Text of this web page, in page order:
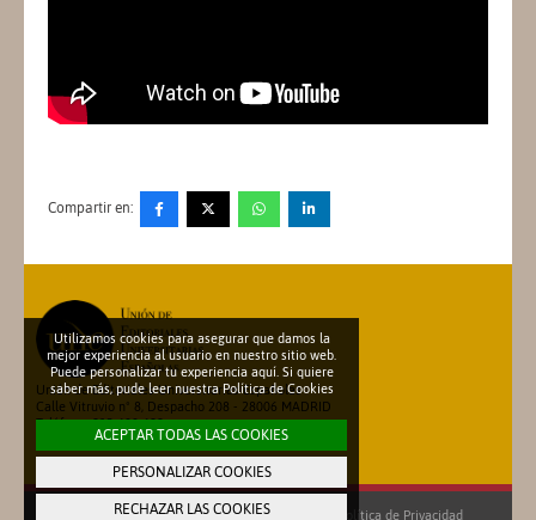
Compartir en:
Unión de Editoriales Universitarias Españolas
Calle Vitruvio nº 8, Despacho 208 - 28006 MADRID
Teléfono: 913 600 698
secretariatecnica@une.es
©2026 UNE.ES|Aviso legal-Política de Cookies Política de Privacidad
Utilizamos cookies para asegurar que damos la
mejor experiencia al usuario en nuestro sitio web.
Puede personalizar tu experiencia aquí. Si quiere
saber más, pude leer nuestraPolítica de Cookies
ACEPTAR TODAS LAS COOKIES
PERSONALIZAR COOKIES
RECHAZAR LAS COOKIES